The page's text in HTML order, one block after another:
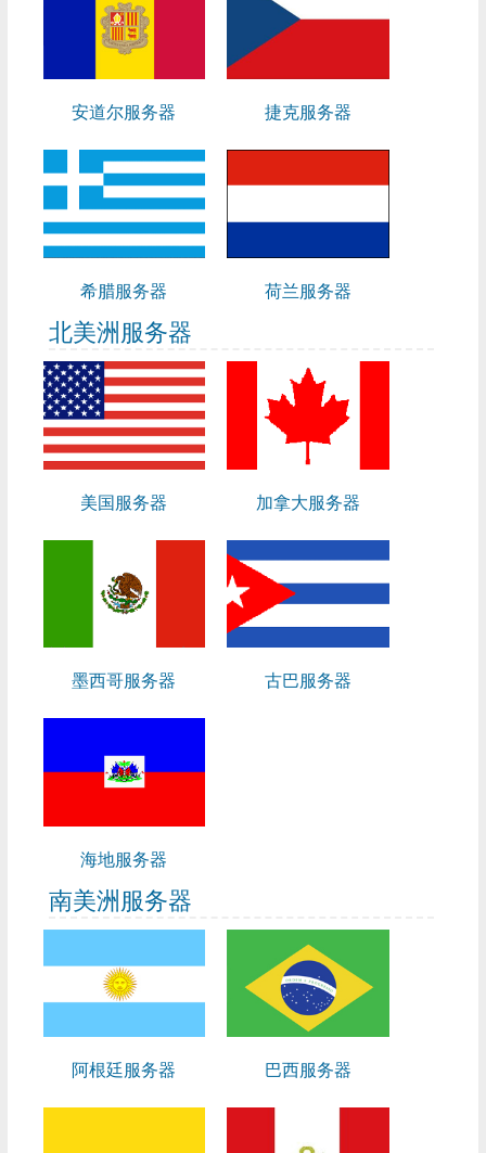
安道尔服务器 捷克服务器
希腊服务器 荷兰服务器
北美洲服务器
美国服务器 加拿大服务器
墨西哥服务器 古巴服务器
海地服务器
南美洲服务器
阿根廷服务器 巴西服务器